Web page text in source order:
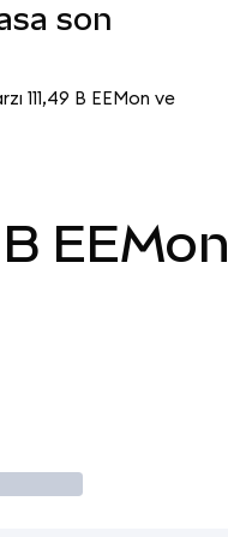
son
111,49 B EEMon ve
EEMon